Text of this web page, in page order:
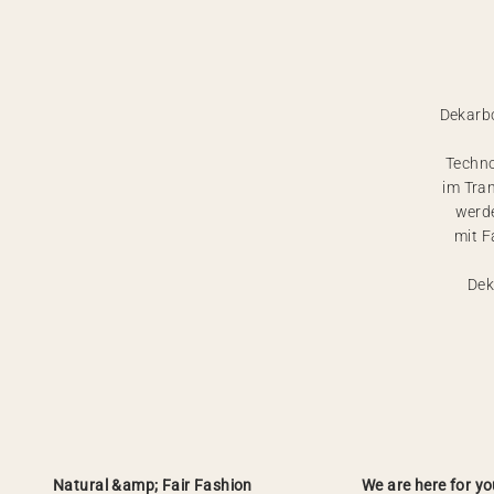
im
mit
Natural &amp; Fair Fashion We are here for